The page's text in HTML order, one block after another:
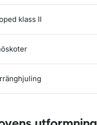
klass II